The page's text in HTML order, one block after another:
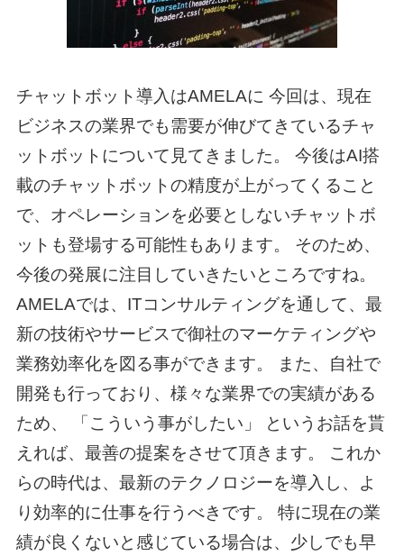
チャットボット導入はAMELAに 今回は、現在
ビジネスの業界でも需要が伸びてきているチャ
ットボットについて見てきました。 今後はAI搭
載のチャットボットの精度が上がってくること
で、オペレーションを必要としないチャットボ
ットも登場する可能性もあります。 そのため、
今後の発展に注目していきたいところですね。
AMELAでは、ITコンサルティングを通して、最
新の技術やサービスで御社のマーケティングや
業務効率化を図る事ができます。 また、自社で
開発も行っており、様々な業界での実績がある
ため、 「こういう事がしたい」 というお話を貰
えれば、最善の提案をさせて頂きます。 これか
らの時代は、最新のテクノロジーを導入し、よ
り効率的に仕事を行うべきです。 特に現在の業
績が良くないと感じている場合は、少しでも早